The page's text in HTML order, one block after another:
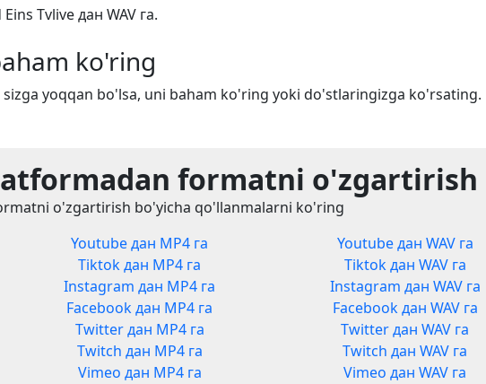
Tvlive дан WAV га.
ko'ring
yoqqan bo'lsa, uni baham ko'ring yoki do'stlaringizga ko'rsating.
formatni o'zgartirish
o'zgartirish bo'yicha qo'llanmalarni ko'ring
Youtube дан MP4 га
Tiktok дан MP4 га
Instagram дан MP4 га
Facebook дан MP4 га
Twitter дан MP4 га
Twitch дан MP4 га
Vimeo дан MP4 га
Youtube дан WAV га
Tiktok дан WAV га
Instagram дан WAV га
Facebook дан WAV га
Twitter дан WAV га
Twitch дан WAV га
Vimeo дан WAV га